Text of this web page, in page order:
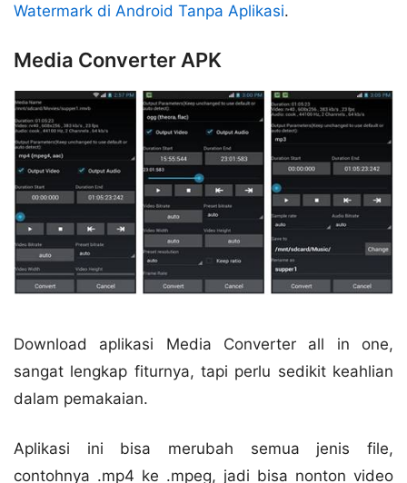
Watermark di Android Tanpa Aplikasi.
Media Converter APK
Download aplikasi Media Converter all in one,
sangat lengkap fiturnya, tapi perlu sedikit keahlian
dalam pemakaian.
Aplikasi ini bisa merubah semua jenis file,
contohnya .mp4 ke .mpeg, jadi bisa nonton video